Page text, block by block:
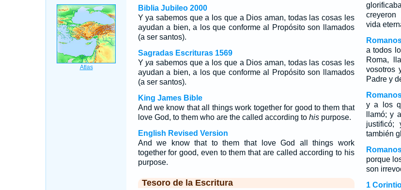
Biblia Jubileo 2000
Yya sabemos que a los que a Dios aman, todas las cosas les
ayudan a bien, a los que conforme al Propósito son llamados
(a ser santos).
Sagradas Escrituras 1569
Y ya sabemos que a los que a Dios aman, todas las cosas les
ayudan a bien, a los que conforme al Propósito son llamados
(a ser santos).
King James Bible
And we know that all things work together for good to them that
love God, to them who are the called according to hispurpose.
English Revised Version
And we know that to them that love God all things work
together for good, even to them that are called according to his
purpose.
Tesoro de la Escritura
creyeron
vida
a todos
Roma,
vosotros
Padre y
y a los
llamó; y
también
porque
son
1